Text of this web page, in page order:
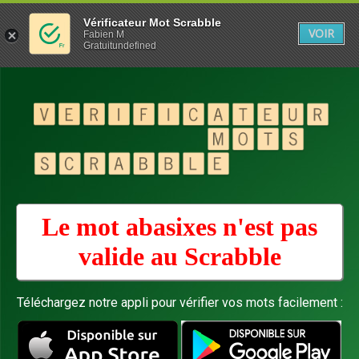
Le mot abasixes n'est pas
valide au Scrabble
Téléchargez notre appli pour vérifier vos mots facilement :
Vérificateur Mot Scrabble
Fabien M
Gratuitundefined
VOIR